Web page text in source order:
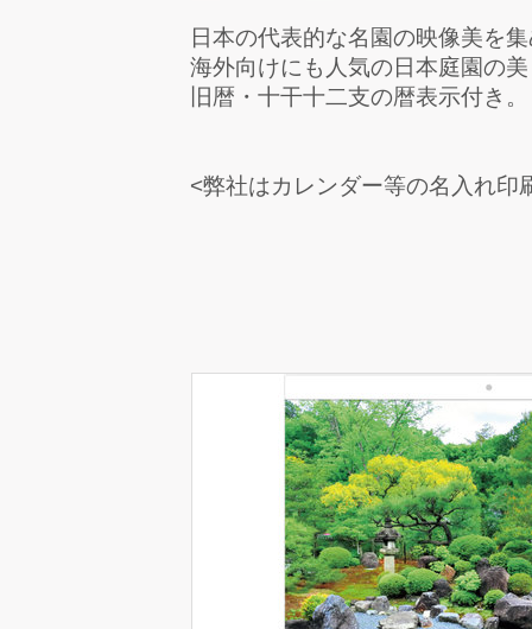
日本の代表的な名園の映像美を
海外向けにも人気の日本庭園の
旧暦・十干十二支の暦表示付き。
<弊社はカレンダー等の名入れ印